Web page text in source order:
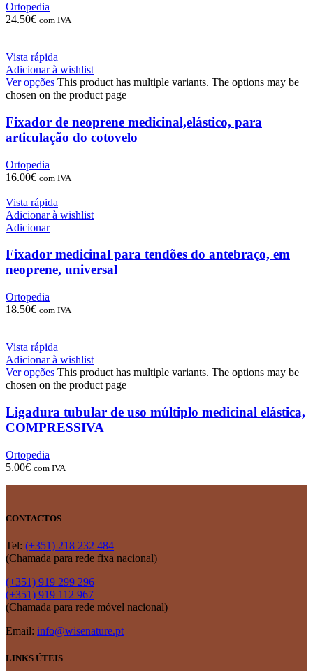
Ortopedia
24.50€ com IVA
Vista rápida
Adicionar à wishlist
Ver opções This product has multiple variants. The options may be
chosen on the product page
Fixador de neoprene medicinal,elástico, para
articulação do cotovelo
Ortopedia
16.00€ com IVA
Vista rápida
Adicionar à wishlist
Adicionar
Fixador medicinal para tendões do antebraço, em
neoprene, universal
Ortopedia
18.50€ com IVA
Vista rápida
Adicionar à wishlist
Ver opções This product has multiple variants. The options may be
chosen on the product page
Ligadura tubular de uso múltiplo medicinal elástica,
COMPRESSIVA
Ortopedia
5.00€ com IVA
CONTACTOS
Tel: (+351) 218 232 484
(Chamada para rede fixa nacional)
(+351) 919 299 296
(+351) 919 112 967
(Chamada para rede móvel nacional)
Email: info@wisenature.pt
LINKS ÚTEIS